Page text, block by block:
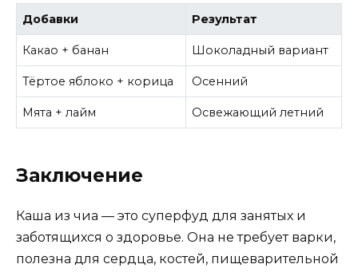
Добавки Результат
Какао + банан Шоколадный вариант
Тёртое яблоко + корица Осенний
Мята + лайм Освежающий летний
Заключение
Каша из чиа — это суперфуд для занятых и
заботящихся о здоровье. Она не требует варки,
полезна для сердца, костей, пищеварительной